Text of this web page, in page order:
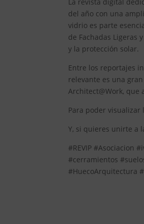
del año con una
vidrio es parte
de Fachadas Ligeras
y la protección solar.
Entre los reportajes
relevante es una
Architect@Work,
Para poder visualizar
Y, si quieres unirte a
#REVIP #Asociacion
#cerramientos
#HuecoArquitectura